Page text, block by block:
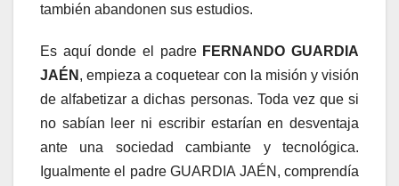
también abandonen sus estudios.
Es aquí donde el padre FERNANDO GUARDIA
JAÉN , empieza a coquetear con la misión y visión
de alfabetizar a dichas personas. Toda vez que si
no sabían leer ni escribir estarían en desventaja
ante una sociedad cambiante y tecnológica.
Igualmente el padre GUARDIA JAÉN, comprendía